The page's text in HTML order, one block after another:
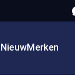
NieuwMerken